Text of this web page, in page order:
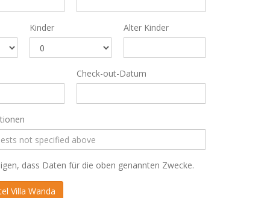
Kinder Alter Kinder
Check-out-Datum
dass Daten für die oben genannten Zwecke.